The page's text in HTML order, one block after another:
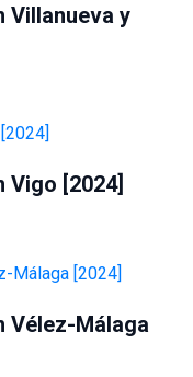
Villanueva y
[2024]
Vélez-Málaga